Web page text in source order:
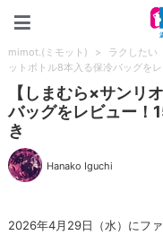
mimot.(ミモット) > ラクしたい
ットボトル8本入る保冷バッグを
【しまむら×サンリ
バッグをレビュー！
き
Hanako Iguchi
2026年4月29日（水）にフ